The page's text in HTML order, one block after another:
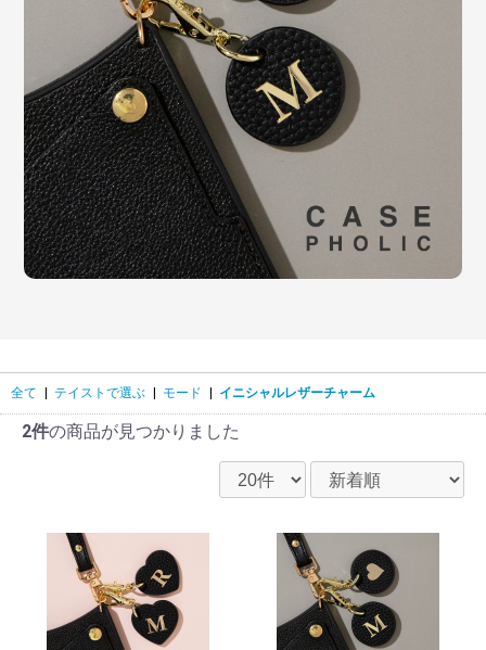
全て | テイストで選ぶ | モード | イニシャルレザーチャーム
2件の商品が見つかりました